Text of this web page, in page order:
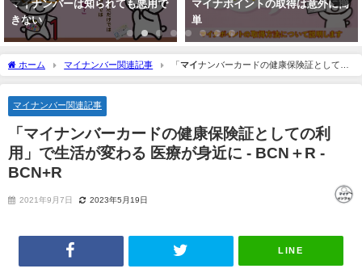
マイナンバーは知られても悪用で
きない
マイナポイントの取得は意外に簡
単
ホーム マイナンバー関連記事 「マイナンバーカードの健康保険証としての
利用」で生活が変わる 医療が身近に - BCN＋R - BCN+R
マイナンバー関連記事
「 マイナンバーカードの健康保険証としての利
用」で生活が変わる 医療が身近に - BCN＋R -
BCN+R
2021年9月7日 2023年5月19日
LINE